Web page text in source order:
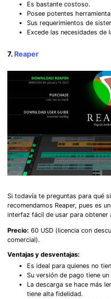
Es bastante costoso.
Posee potentes
Sus requerimientos de
Excede las necesidades de
7. Reaper
Si todavía te preguntas para qué
recomendamos Reaper, pues es
interfaz fácil de usar para obtener
Precio: 60 USD (licencia con
comercial).
Ventajas y desventajas:
Es ideal para quienes no
Su versión de pago tiene
La descarga se hace más
tiene alta fidelidad.